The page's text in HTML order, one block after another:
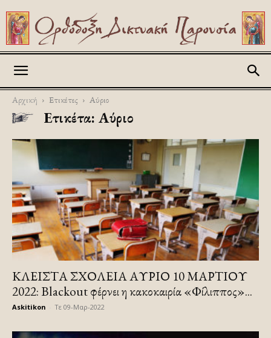
Αρχική Ετικέτες Αύριο
Ετικέτα: Αύριο
ΚΛΕΙΣΤΑ ΣΧΟΛΕΙΑ ΑΥΡΙΟ 10 ΜΑΡΤΙΟΥ
2022: Blackout φέρνει η κακοκαιρία «Φίλιππος»...
Askitikon Τε 09-Μαρ-2022